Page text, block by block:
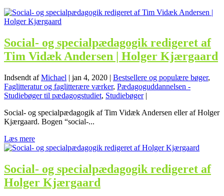
Social- og specialpædagogik redigeret af
Tim Vidæk Andersen | Holger Kjærgaard
Indsendt afMichael | jan 4, 2020 | Bestsellere og populære bøger,
Faglitteratur og faglitterære værker, Pædagoguddannelsen -
Studiebøger til pædagogstudiet, Studiebøger|
Social- og specialpædagogik af Tim Vidæk Andersen eller af Holger
Kjærgaard. Bogen “social-...
Læs mere
Social- og specialpædagogik redigeret af
Holger Kjærgaard